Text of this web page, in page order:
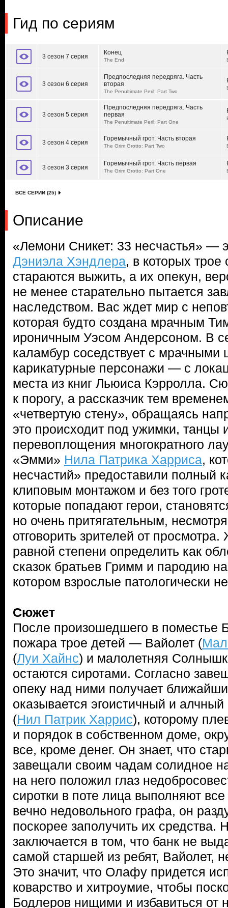
Гид по сериям
3 сезон 7 серия
Конец
The End
3 сезон 6 серия
Предпоследняя передряга. Часть
вторая
The Penultimate Peril: Part Two
3 сезон 5 серия
Предпоследняя передряга. Часть
первая
The Penultimate Peril: Part One
3 сезон 4 серия
Горемычный грот. Часть вторая
The Grim Grotto: Part Two
3 сезон 3 серия
Горемычный грот. Часть первая
The Grim Grotto: Part One
ВСЕ СЕРИИ (25)
Описание
«Лемони Сникет: 33 несчастья» —
Дэниэла Хэндлера, в которых трое
стараются выжить, а их опекун,
не менее старательно пытается
наследством. Вас ждет мир с
которая будто создана мрачным
ироничным Уэсом Андерсоном. В
каламбур соседствует с мрачными
карикатурные персонажи — с
места из книг Льюиса Кэрролла.
к порогу, а рассказчик тем
«четвертую стену», обращаясь
это происходит под ужимки, танцы
перевоплощения многократного
«Эмми» Нила Патрика Харриса,
несчастий» предоставили полный
клиповым монтажом и без того
которые попадают герои,
но очень притягательным,
отговорить зрителей от
равной степени определить как
сказок братьев Гримм и пародию
котором взрослые патологически
Сюжет
После произошедшего в поместье
пожара трое детей — Вайолет (
(Луи Хайнс) и малолетняя
остаются сиротами. Согласно
опеку над ними получает
оказывается эгоистичный и
(Нил Патрик Харрис), которому
и порядок в собственном доме,
все, кроме денег. Он знает, что
завещали своим чадам солидное
на него положил глаз
сиротки в поте лица выполняют все
вечно недовольного графа, он
поскорее заполучить их средства.
заключается в том, что банк не
самой старшей из ребят, Вайолет,
Это значит, что Олафу придется
коварство и хитроумие, чтобы
Бодлеров нищими и избавиться от